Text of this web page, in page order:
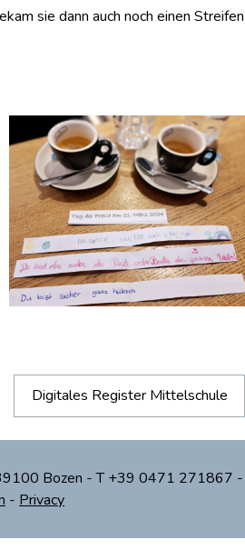
sie dann auch noch einen
Digitales Register Mittelschule
Bozen - T +39 0471 271867 -
- Privacy